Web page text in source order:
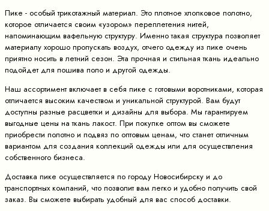
Пике - особый трикотажный материал. Это плотное хлопковое полотно,
которое отличается своим «узором» переплетения нитей,
напоминающим вафельную структуру. Именно такая структура позволяет
материалу хорошо пропускать воздух, отчего одежду из пике очень
приятно носить в летний сезон. Эта прочная и стильная ткань идеально
подойдет для пошива поло и другой одежды.
Наш ассортимент включает в себя пике с готовыми воротниками, которая
отличается высоким качеством и уникальной структурой. Вам будут
доступны разные расцветки и дизайны для выбора. Мы гарантируем
выгодные цены на ткань лакост. При покупке оптом вы сможете
приобрести полотно и подвяз по оптовым ценам, что станет отличным
вариантом для создания коллекций одежды или для осуществления
собственного бизнеса.
Доставка пике осуществляется по городу Новосибирску и до
транспортных компаний, что позволит вам легко и удобно получить свой
заказ. Вы сможете выбирать удобный для вас способ доставки.